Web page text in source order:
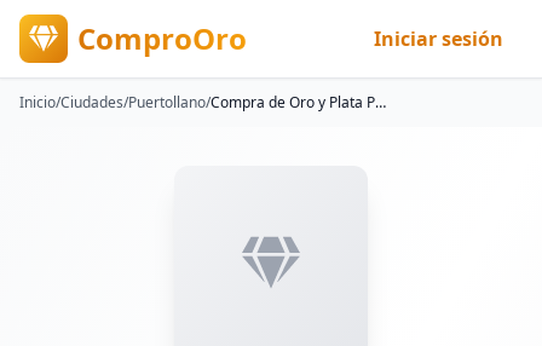
ComproOro Iniciar sesión
Inicio/Ciudades/Puertollano/ Compra de Oro y Plata Puertollano